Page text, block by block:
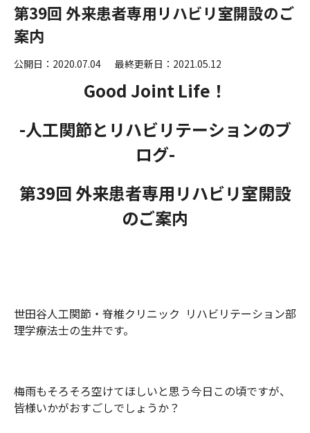
第39回 外来患者専用リハビリ室開設のご
案内
公開日：2020.07.04 最終更新日：2021.05.12
Good Joint Life！
-人工関節とリハビリテーションのブ
ログ-
第39回 外来患者専用リハビリ室開設
のご案内
世田谷人工関節・脊椎クリニック リハビリテーション部
理学療法士の生井です。
梅雨もそろそろ空けてほしいと思う今日この頃ですが、
皆様いかがおすごしでしょうか？